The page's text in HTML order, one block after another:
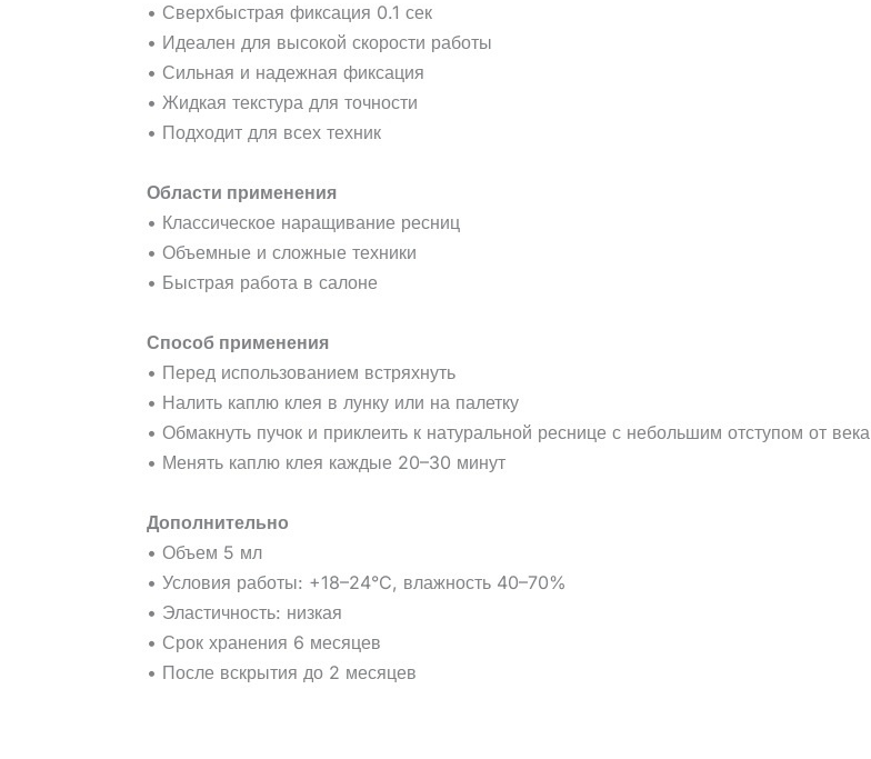
• Сверхбыстрая фиксация 0.1 сек
• Идеален для высокой скорости работы
• Сильная и надежная фиксация
• Жидкая текстура для точности
• Подходит для всех техник
Области применения
• Классическое наращивание ресниц
• Объемные и сложные техники
• Быстрая работа в салоне
Способ применения
• Перед использованием встряхнуть
• Налить каплю клея в лунку или на палетку
• Обмакнуть пучок и приклеить к натуральной реснице с небольшим отступом от века
• Менять каплю клея каждые 20–30 минут
Дополнительно
• Объем 5 мл
• Условия работы: +18–24°C, влажность 40–70%
• Эластичность: низкая
• Срок хранения 6 месяцев
• После вскрытия до 2 месяцев